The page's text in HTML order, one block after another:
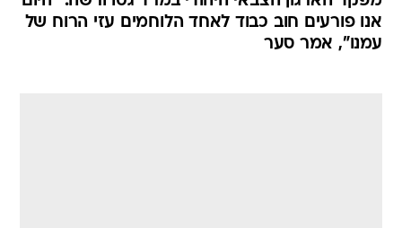
אנו פורעים חוב כבוד לאחד הלוחמים עזי הרוח של
עמנו", אמר סער